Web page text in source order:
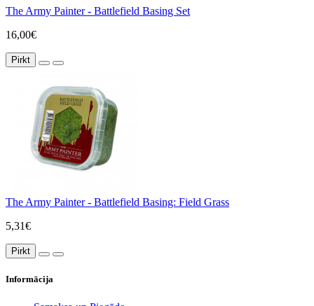
The Army Painter - Battlefield Basing Set
16,00€
Pirkt
The Army Painter - Battlefield Basing: Field Grass
5,31€
Pirkt
Informācija